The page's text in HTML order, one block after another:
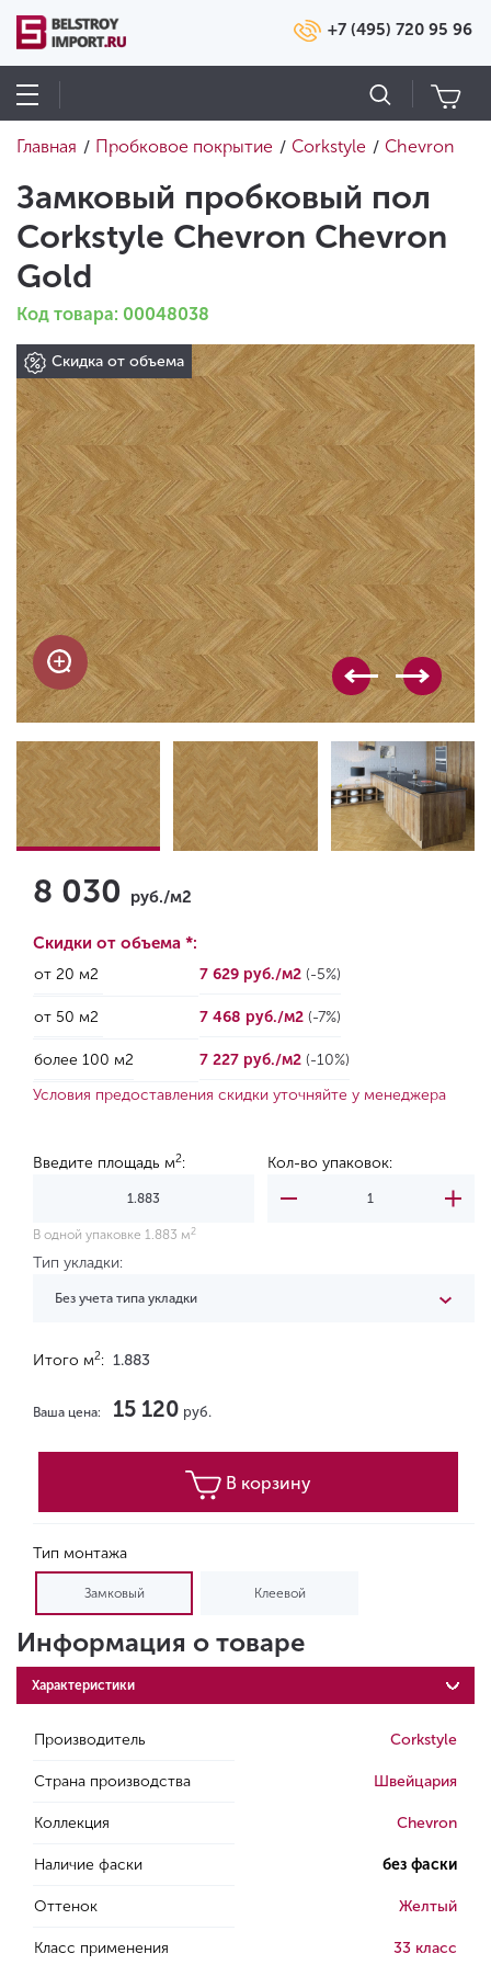
+7 (495) 720 95 96
Главная / Пробковое покрытие / Corkstyle / Chevron
Замковый пробковый пол
Corkstyle Chevron Chevron
Gold
Код товара: 00048038
Скидка от объема
8 030 руб./м2
Скидки от объема *:
от 20 м2 7 629 руб./м2 (-5%)
от 50 м2 7 468 руб./м2 (-7%)
более 100 м2 7 227 руб./м2 (-10%)
Условия предоставления скидки уточняйте у менеджера
Введите площадь м2: Кол-во упаковок:
В одной упаковке 1.883 м 2
Тип укладки:
Без учета типа укладки
Итого м2: 1.883
Ваша цена: 15 120 руб.
В корзину
Тип монтажа
Замковый Клеевой
Информация о товаре
Характеристики
Производитель Corkstyle
Страна производства Швейцария
Коллекция Chevron
Наличие фаски без фаски
Оттенок Желтый
Класс применения 33 класс